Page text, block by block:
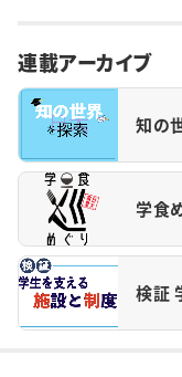
連載アーカイブ
知の
学食
検証